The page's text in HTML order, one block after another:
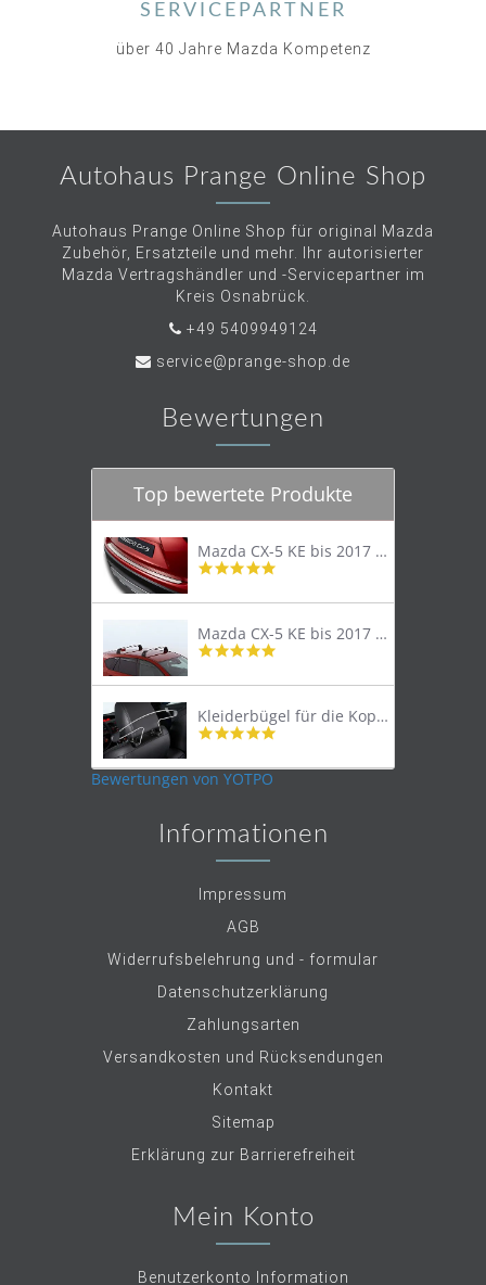
SERVICEPARTNER
über 40 Jahre Mazda Kompetenz
Autohaus Prange Online Shop
Autohaus Prange Online Shop für original Mazda
Zubehör, Ersatzteile und mehr. Ihr autorisierter
Mazda Vertragshändler und -Servicepartner im
Kreis Osnabrück.
+49 5409949124
service@prange-shop.de
Bewertungen
Top bewertete Produkte
Mazda CX-5 KE bis 2017 Trittschutzleiste Edelstahl original
4.8
rating
Mazda CX-5 KE bis 2017 Lastenträger Dachträger
4.9
rating
Kleiderbügel für die Kopfstütze
4.9
rating
Bewertungen von YOTPO
Informationen
Impressum
AGB
Widerrufsbelehrung und - formular
Datenschutzerklärung
Zahlungsarten
Versandkosten und Rücksendungen
Kontakt
Sitemap
Erklärung zur Barrierefreiheit
Mein Konto
Benutzerkonto Information